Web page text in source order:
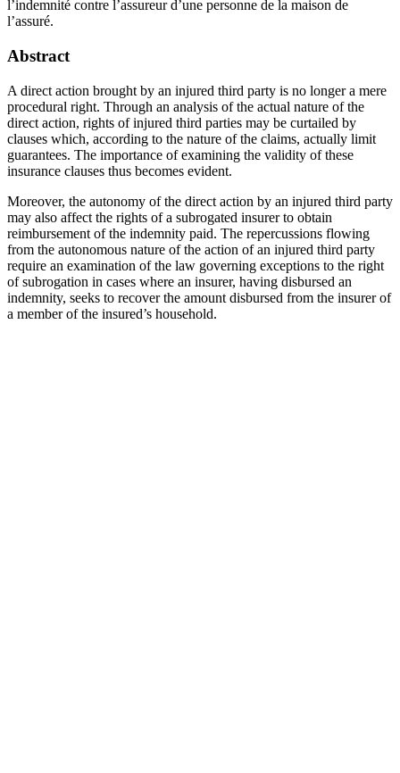
l’indemnité contre l’assureur d’une personne de la maison de
l’assuré.
Abstract
A direct action brought by an injured third party is no longer a mere
procedural right. Through an analysis of the actual nature of the
direct action, rights of injured third parties may be curtailed by
clauses which, according to the nature of the claims, actually limit
guarantees. The importance of examining the validity of these
insurance clauses thus becomes evident.
Moreover, the autonomy of the direct action by an injured third party
may also affect the rights of a subrogated insurer to obtain
reimbursement of the indemnity paid. The repercussions flowing
from the autonomous nature of the action of an injured third party
require an examination of the law governing exceptions to the right
of subrogation in cases where an insurer, having disbursed an
indemnity, seeks to recover the amount disbursed from the insurer of
a member of the insured’s household.